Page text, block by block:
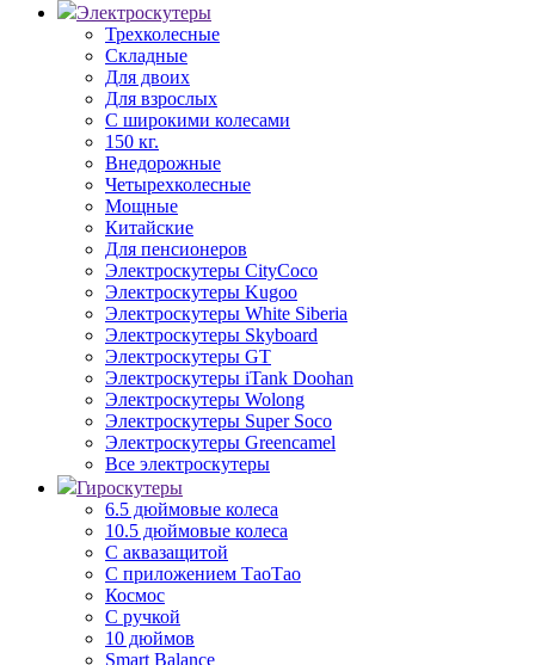
Электроскутеры
Трехколесные
Складные
Для двоих
Для взрослых
С широкими колесами
150 кг.
Внедорожные
Четырехколесные
Мощные
Китайские
Для пенсионеров
Электроскутеры CityCoco
Электроскутеры Kugoo
Электроскутеры White Siberia
Электроскутеры Skyboard
Электроскутеры GT
Электроскутеры iTank Doohan
Электроскутеры Wolong
Электроскутеры Super Soco
Электроскутеры Greencamel
Все электроскутеры
Гироскутеры
6.5 дюймовые колеса
10.5 дюймовые колеса
С аквазащитой
С приложением ТаоТао
Космос
С ручкой
10 дюймов
Smart Balance